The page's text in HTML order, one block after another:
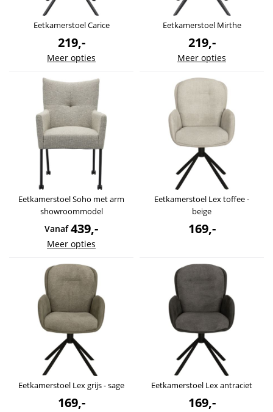
Eetkamerstoel Carice
219,-
Meer opties
Eetkamerstoel Mirthe
219,-
Meer opties
Eetkamerstoel Soho met arm
showroommodel
Vanaf439,-
Meer opties
Eetkamerstoel Lex toffee -
beige
169,-
Eetkamerstoel Lex grijs - sage
169,-
Eetkamerstoel Lex antraciet
169,-